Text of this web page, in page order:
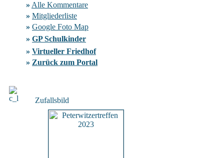
» Alle Kommentare
» Mitgliederliste
» Google Foto Map
» GP Schulkinder
» Virtueller Friedhof
» Zurück zum Portal
Zufallsbild